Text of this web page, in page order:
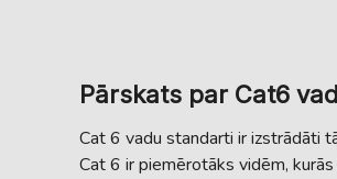
Pārskats par Cat6
Cat 6 vadu standarti ir izstrādāti
Cat 6 ir piemērotāks vidēm,